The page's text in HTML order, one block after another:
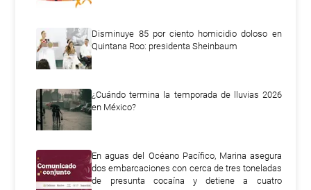
Disminuye 85 por ciento homicidio doloso en
Quintana Roo: presidenta Sheinbaum
¿Cuándo termina la temporada de lluvias 2026
en México?
En aguas del Océano Pacífico, Marina asegura
dos embarcaciones con cerca de tres toneladas
de presunta cocaína y detiene a cuatro